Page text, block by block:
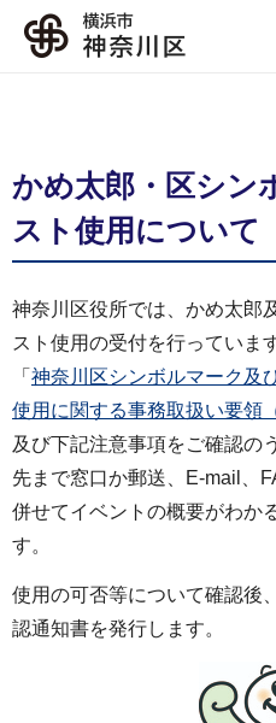
かめ太郎・区シン
スト使用について
神奈川区役所では、かめ太郎
スト使用の受付を行っています
「 神奈川区シンボルマーク及
使用に関する事務取扱い要領
及び下記注意事項をご確認の
先まで窓口か郵送、E-mail、
併せてイベントの概要がわか
す。
使用の可否等について確認後
認通知書を発行します。